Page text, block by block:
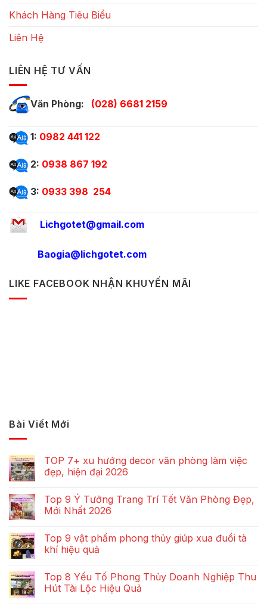
Khách Hàng Tiêu Biểu
Liên Hệ
LIÊN HỆ TƯ VẤN
Văn Phòng: (028) 6681 2159
1: 0982 441 122
2: 0938 867 192
3: 0933 398 254
Lichgotet@gmail.com
Baogia@lichgotet.com
LIKE FACEBOOK NHẬN KHUYẾN MÃI
Bài Viết Mới
TOP 7+ xu hướng decor văn phòng làm việc
đẹp, hiện đại 2026
Top 9 Ý Tưởng Trang Trí Tết Văn Phòng Đẹp,
Mới Nhất 2026
Top 9 vật phẩm phong thủy giúp xua đuổi tà
khí hiệu quả
Top 8 Yếu Tố Phong Thủy Doanh Nghiệp Thu
Hút Tài Lộc Hiệu Quả